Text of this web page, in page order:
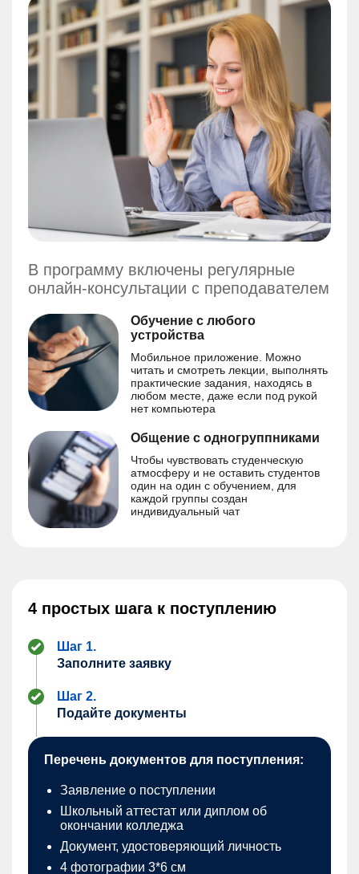
В программу включены регулярные
онлайн-консультации с преподавателем
Обучение с любого
устройства
Мобильное приложение. Можно
читать и смотреть лекции, выполнять
практические задания, находясь в
любом месте, даже если под рукой
нет компьютера
Общение с одногруппниками
Чтобы чувствовать студенческую
атмосферу и не оставить студентов
один на один с обучением, для
каждой группы создан
индивидуальный чат
4 простых шага к поступлению
Шаг 1.
Заполните заявку
Шаг 2.
Подайте документы
Перечень документов для поступления:
Заявление о поступлении
Школьный аттестат или диплом об
окончании колледжа
Документ, удостоверяющий личность
4 фотографии 3*6 см